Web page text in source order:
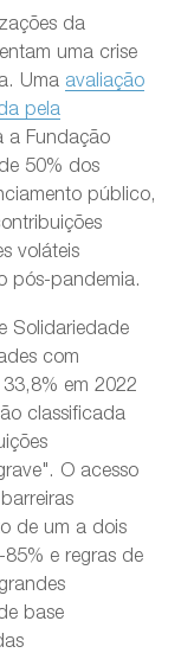
da
uma crise
Uma avaliação
pela
a Fundação
50% dos
público,
voláteis
pós-pandemia.
Solidariedade
com
em 2022
classificada
O acesso
de um a dois
e regras de
base